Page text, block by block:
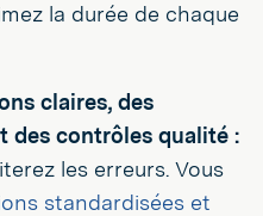
la durée de chaque
claires, des
des contrôles qualité :
les erreurs. Vous
standardisées et